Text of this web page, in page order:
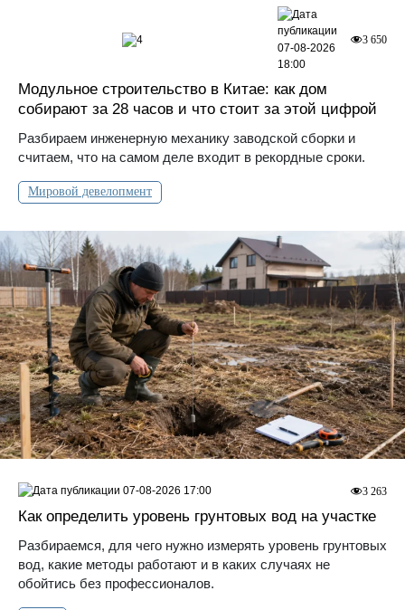
Модульное строительство в Китае: как дом
собирают за 28 часов и что стоит за этой цифрой
Разбираем инженерную механику заводской сборки и
считаем, что на самом деле входит в рекордные сроки.
Мировой девелопмент
4 3 650
07-08-2026
18:00
Как определить уровень грунтовых вод на участке
Разбираемся, для чего нужно измерять уровень грунтовых
вод, какие методы работают и в каких случаях не
обойтись без профессионалов.
3 263
07-08-2026 17:00